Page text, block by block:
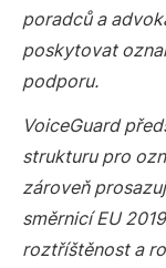
poradců a
poskytovat
podporu.
VoiceGuard
strukturu pro
zároveň
směrnicí EU
roztříštěnost a